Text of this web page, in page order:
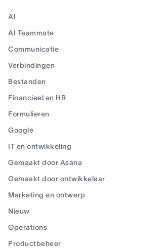
AI
AI Teammate
Communicatie
Verbindingen
Bestanden
Financieel en HR
Formulieren
Google
IT en ontwikkeling
Gemaakt door Asana
Gemaakt door ontwikkelaar
Marketing en ontwerp
Nieuw
Operations
Productbeheer